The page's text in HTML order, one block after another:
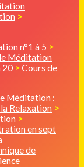
>
n°1 à 5 >
Méditation
20 >Cours de
Méditation :
Relaxation >
>
en sept
de